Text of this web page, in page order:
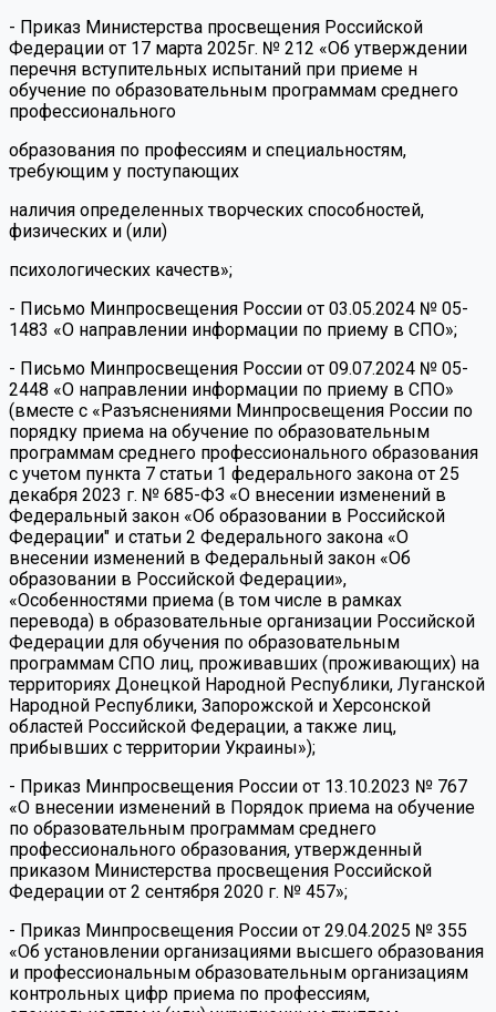
- Приказ Министерства просвещения Российской
Федерации от 17 марта 2025г. № 212 «Об утверждении
перечня вступительных испытаний при приеме н
обучение по образовательным программам среднего
профессионального
образования по профессиям и специальностям,
требующим у поступающих
наличия определенных творческих способностей,
физических и (или)
психологических качеств»;
- Письмо Минпросвещения России от 03.05.2024 № 05-
1483 «О направлении информации по приему в СПО»;
- Письмо Минпросвещения России от 09.07.2024 № 05-
2448 «О направлении информации по приему в СПО»
(вместе с «Разъяснениями Минпросвещения России по
порядку приема на обучение по образовательным
программам среднего профессионального образования
с учетом пункта 7 статьи 1 федерального закона от 25
декабря 2023 г. № 685-ФЗ «О внесении изменений в
Федеральный закон «Об образовании в Российской
Федерации" и статьи 2 Федерального закона «О
внесении изменений в Федеральный закон «Об
образовании в Российской Федерации»,
«Особенностями приема (в том числе в рамках
перевода) в образовательные организации Российской
Федерации для обучения по образовательным
программам СПО лиц, проживавших (проживающих) на
территориях Донецкой Народной Республики, Луганской
Народной Республики, Запорожской и Херсонской
областей Российской Федерации, а также лиц,
прибывших с территории Украины»);
- Приказ Минпросвещения России от 13.10.2023 № 767
«О внесении изменений в Порядок приема на обучение
по образовательным программам среднего
профессионального образования, утвержденный
приказом Министерства просвещения Российской
Федерации от 2 сентября 2020 г. № 457»;
- Приказ Минпросвещения России от 29.04.2025 № 355
«Об установлении организациями высшего образования
и профессиональным образовательным организациям
контрольных цифр приема по профессиям,